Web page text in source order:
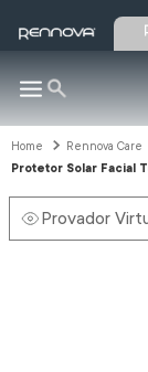
Rennova Care
Protetor Solar Facial
Provador